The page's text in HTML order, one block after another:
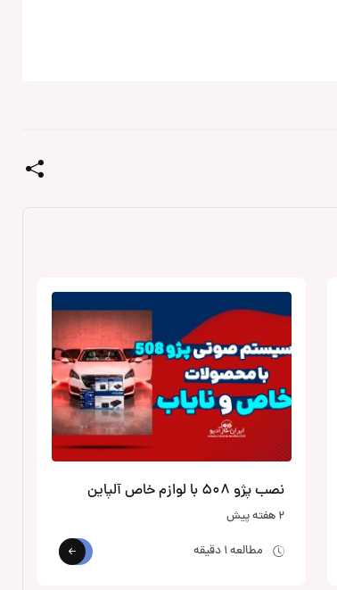
نصب پژو 508 با لوازم خاص آلپاین
2 هفته پیش
مطالعه 1 دقیقه